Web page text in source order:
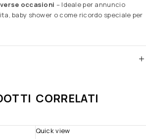
occasioni – Ideale per annuncio
baby shower o come ricordo speciale per
CORRELATI
Quick view